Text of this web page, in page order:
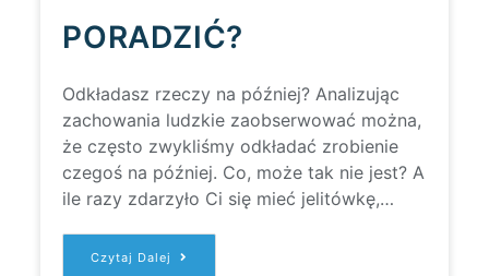
PORADZIĆ?
Odkładasz rzeczy na później? Analizując
zachowania ludzkie zaobserwować można,
że często zwykliśmy odkładać zrobienie
czegoś na później. Co, może tak nie jest? A
ile razy zdarzyło Ci się mieć jelitówkę,…
Czytaj Dalej
PROKRASTYNACJA